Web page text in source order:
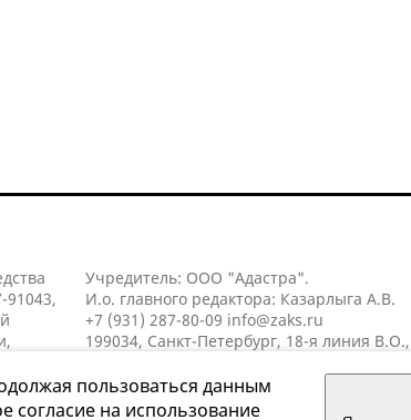
Учредитель: ООО "Адастра".
И.о. главного редактора: Казарлыга А.В.
+7 (931) 287-80-09 info@zaks.ru
199034, Санкт-Петербург, 18-я линия В.О.,
пользоваться данным
согласие на использование